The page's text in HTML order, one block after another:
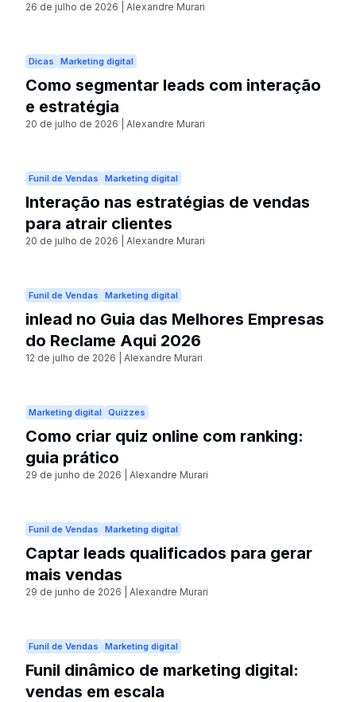
26 de julho de 2026 Alexandre Murari
Dicas Marketing digital
Como segmentar leads com interação
e estratégia
20 de julho de 2026 Alexandre Murari
Funil de Vendas Marketing digital
Interação nas estratégias de vendas
para atrair clientes
20 de julho de 2026 Alexandre Murari
Funil de Vendas Marketing digital
inlead no Guia das Melhores Empresas
do Reclame Aqui 2026
12 de julho de 2026 Alexandre Murari
Marketing digital Quizzes
Como criar quiz online com ranking:
guia prático
29 de junho de 2026 Alexandre Murari
Funil de Vendas Marketing digital
Captar leads qualificados para gerar
mais vendas
29 de junho de 2026 Alexandre Murari
Funil de Vendas Marketing digital
Funil dinâmico de marketing digital:
vendas em escala